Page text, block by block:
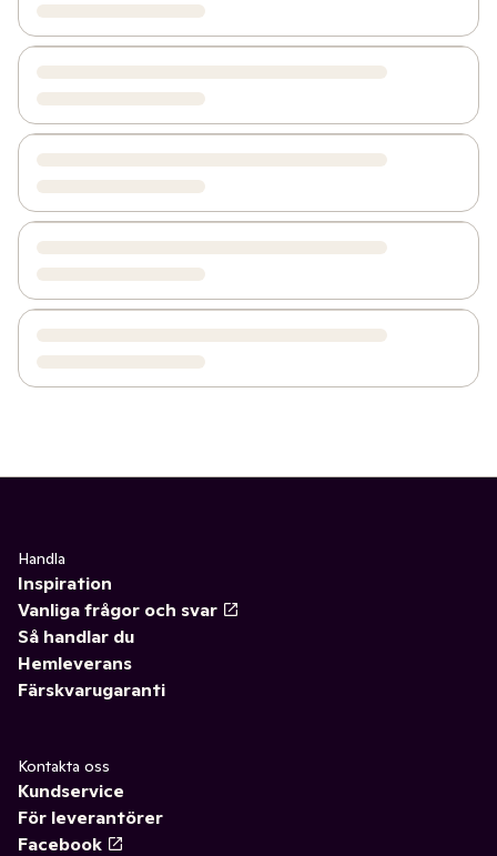
Handla
Inspiration
Vanliga frågor och svar
Så handlar du
Hemleverans
Färskvarugaranti
Kontakta oss
Kundservice
För leverantörer
Facebook